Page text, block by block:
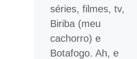
séries, filmes, tv,
Biriba (meu
cachorro) e
Botafogo. Ah, e